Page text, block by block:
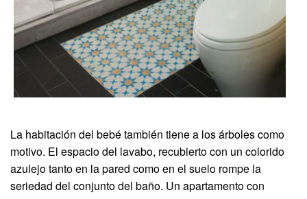
La habitación del bebé también tiene a los árboles como
motivo. El espacio del lavabo, recubierto con un colorido
azulejo tanto en la pared como en el suelo rompe la
seriedad del conjunto del baño. Un apartamento con